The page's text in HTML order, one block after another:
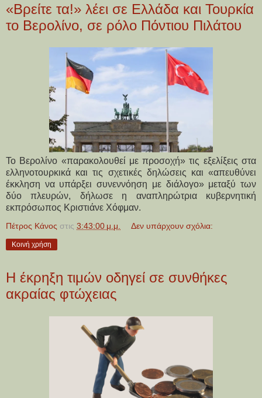
«Βρείτε τα!» λέει σε Ελλάδα και Τουρκία
το Βερολίνο, σε ρόλο Πόντιου Πιλάτου
Το Βερολίνο «παρακολουθεί με προσοχή» τις εξελίξεις στα
ελληνοτουρκικά και τις σχετικές δηλώσεις και «απευθύνει
έκκληση να υπάρξει συνεννόηση με διάλογο» μεταξύ των
δύο πλευρών, δήλωσε η αναπληρώτρια κυβερνητική
εκπρόσωπος Κριστιάνε Χόφμαν.
Πέτρος Κάνος στις 3:43:00 μ.μ. Δεν υπάρχουν σχόλια:
Κοινή χρήση
H έκρηξη τιμών οδηγεί σε συνθήκες
ακραίας φτώχειας